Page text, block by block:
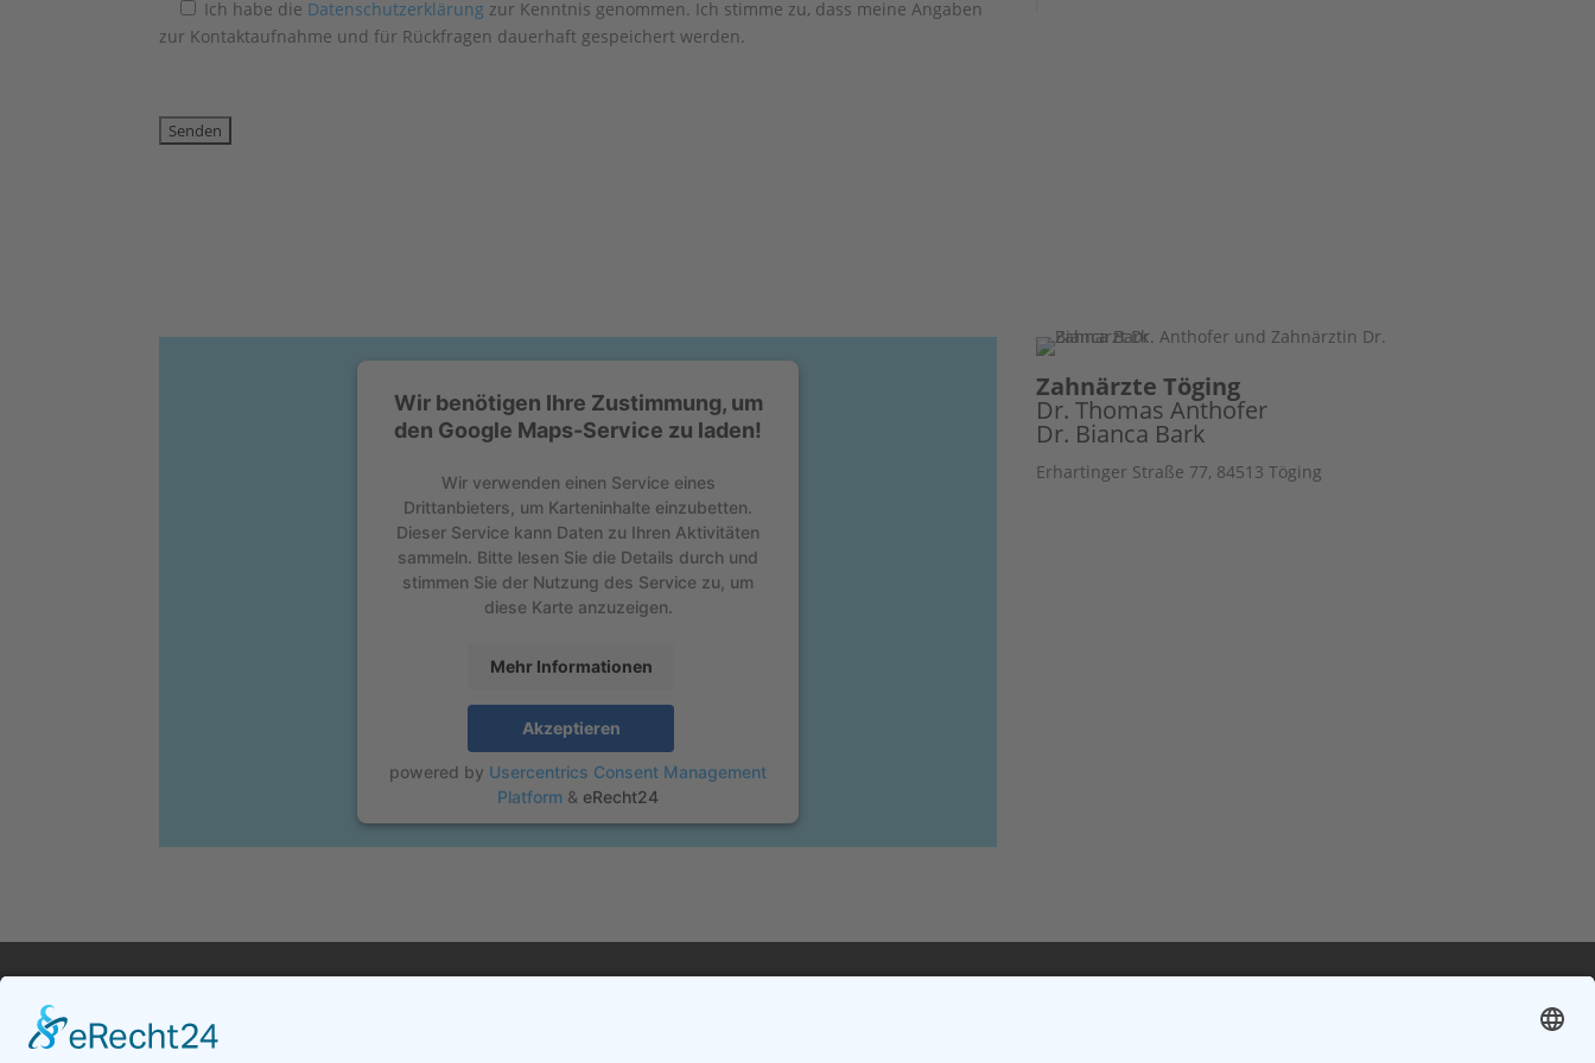
Ich habe die Datenschutzerklärung zur Kenntnis genommen. Ich stimme zu, dass meine Angaben
zur Kontaktaufnahme und für Rückfragen dauerhaft gespeichert werden.
Wir benötigen Ihre Zustimmung, um
den Google Maps-Service zu laden!
Wir verwenden einen Service eines
Drittanbieters, um Karteninhalte einzubetten.
Dieser Service kann Daten zu Ihren Aktivitäten
sammeln. Bitte lesen Sie die Details durch und
stimmen Sie der Nutzung des Service zu, um
diese Karte anzuzeigen.
Mehr Informationen
Akzeptieren
powered by Usercentrics Consent Management
Platform & eRecht24
Zahnärzte Töging
Dr. Thomas Anthofer
Dr. Bianca Bark
Erhartinger Straße 77, 84513 Töging
Zahnärzte Töging
Dr. Thomas Anthofer